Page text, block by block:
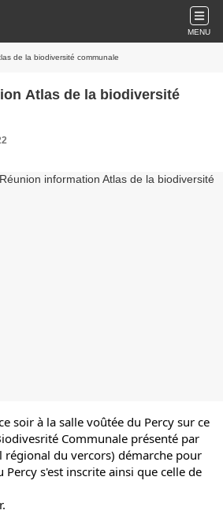
MENU
de la biodiversité communale
Atlas de la biodiversité
soir à la salle voûtée du Percy sur ce
Communale présenté par
régional du vercors) démarche pour
s'est inscrite ainsi que celle de